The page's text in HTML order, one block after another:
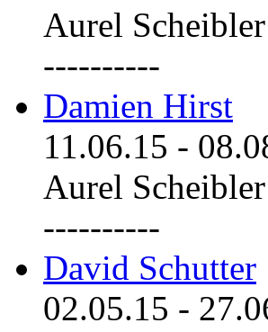
Aurel
----------
Damien Hirst
11.06.15 -
Aurel
----------
David Schutter
02.05.15 -